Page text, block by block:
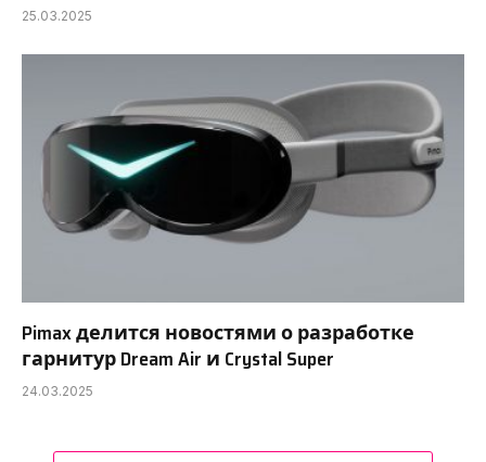
25.03.2025
Pimax делится новостями о разработке
гарнитур Dream Air и Crystal Super
24.03.2025